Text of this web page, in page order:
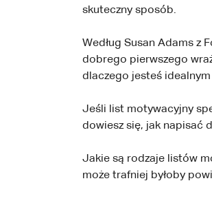
skuteczny sposób.
Według Susan Adams z
dobrego pierwszego
dlaczego jesteś
Jeśli list motywacyjny
dowiesz się, jak napisać
Jakie są rodzaje listów
może trafniej byłoby